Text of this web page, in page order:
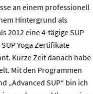
an einem professionell
Hintergrund als
2012 eine 4-tägige SUP
Yoga Zertifikate
Kurze Zeit danach habe
Mit den Programmen
„Advanced SUP“ bin ich